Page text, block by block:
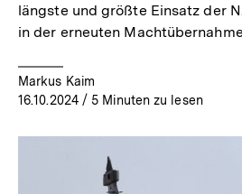
längste und größte Einsatz der
in der erneuten
Markus Kaim
16.10.2024/ 5 Minuten zu lesen